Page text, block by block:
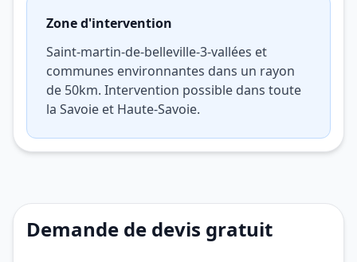
Zone d'intervention
Saint-martin-de-belleville-3-vallées et
communes environnantes dans un rayon
de 50km. Intervention possible dans toute
la Savoie et Haute-Savoie.
Demande de devis gratuit